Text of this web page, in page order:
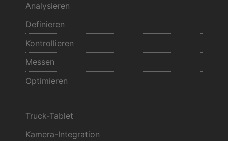
Analysieren
Definieren
Kontrollieren
Messen
Optimieren
Truck-Tablet
Kamera-Integration